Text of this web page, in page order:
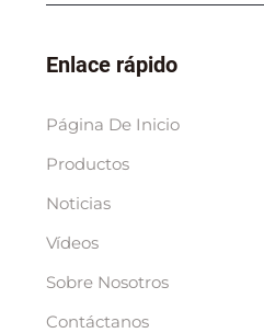
Enlace rápido
Página De Inicio
Productos
Noticias
Vídeos
Sobre Nosotros
Contáctanos